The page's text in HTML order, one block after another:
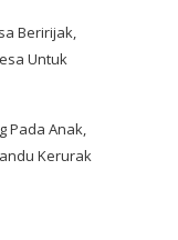
Beririjak,
Untuk
Pada Anak,
Kerurak